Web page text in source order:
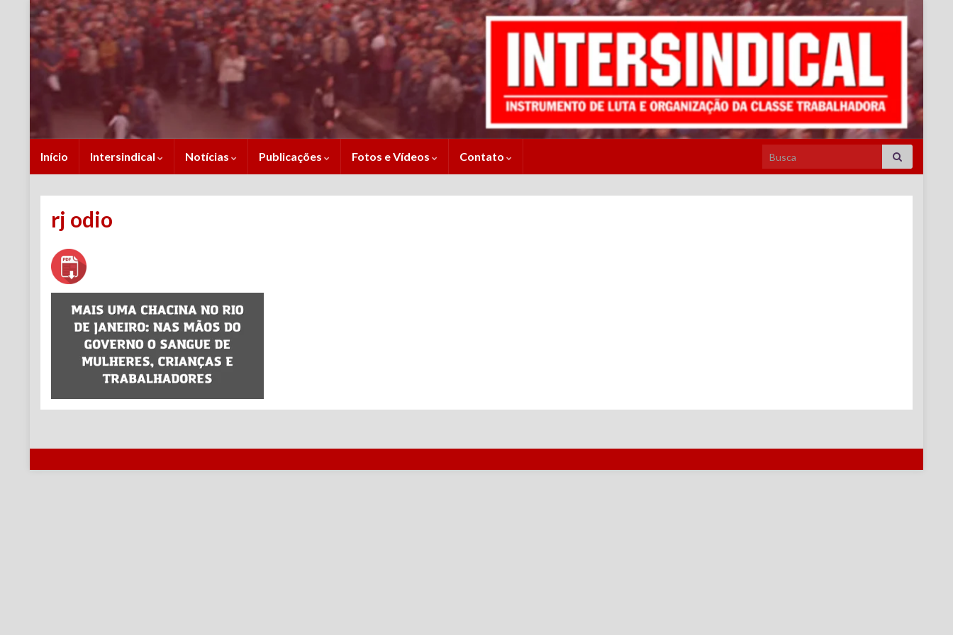
Início Intersindical Notícias Publicações Fotos e Vídeos Contato Search for:
rj odio